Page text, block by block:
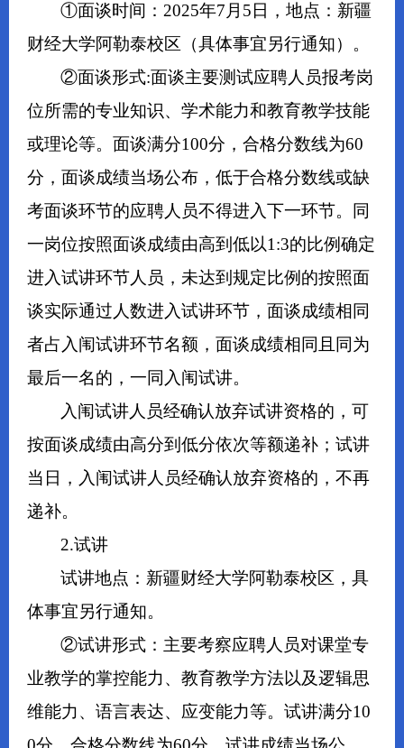
①面谈时间：2025年7月5日，地点：新疆
财经大学阿勒泰校区（具体事宜另行通知）。
②面谈形式:面谈主要测试应聘人员报考岗
位所需的专业知识、学术能力和教育教学技能
或理论等。面谈满分100分，合格分数线为60
分，面谈成绩当场公布，低于合格分数线或缺
考面谈环节的应聘人员不得进入下一环节。同
一岗位按照面谈成绩由高到低以1:3的比例确定
进入试讲环节人员，未达到规定比例的按照面
谈实际通过人数进入试讲环节，面谈成绩相同
者占入闱试讲环节名额，面谈成绩相同且同为
最后一名的，一同入闱试讲。
入闱试讲人员经确认放弃试讲资格的，可
按面谈成绩由高分到低分依次等额递补；试讲
当日，入闱试讲人员经确认放弃资格的，不再
递补。
2.试讲
试讲地点：新疆财经大学阿勒泰校区，具
体事宜另行通知。
②试讲形式：主要考察应聘人员对课堂专
业教学的掌控能力、教育教学方法以及逻辑思
维能力、语言表达、应变能力等。试讲满分10